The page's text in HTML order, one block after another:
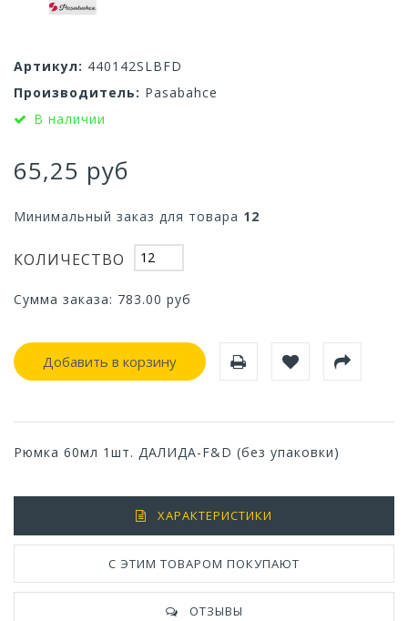
Артикул: 440142SLBFD
Производитель: Pasabahce
В наличии
65,25 руб
Минимальный заказ для товара 12
КОЛИЧЕСТВО
Сумма заказа: 783.00 руб
Добавить в корзину
Рюмка 60мл 1шт. ДАЛИДА-F&D (без упаковки)
ХАРАКТЕРИСТИКИ
С ЭТИМ ТОВАРОМ ПОКУПАЮТ
ОТЗЫВЫ